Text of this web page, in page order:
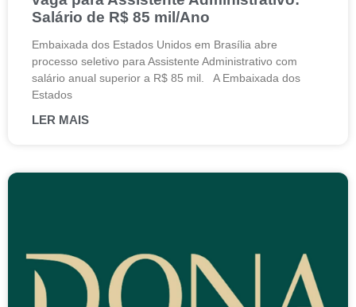
Salário de R$ 85 mil/Ano
Embaixada dos Estados Unidos em Brasília abre
processo seletivo para Assistente Administrativo com
salário anual superior a R$ 85 mil. A Embaixada dos
Estados
LER MAIS